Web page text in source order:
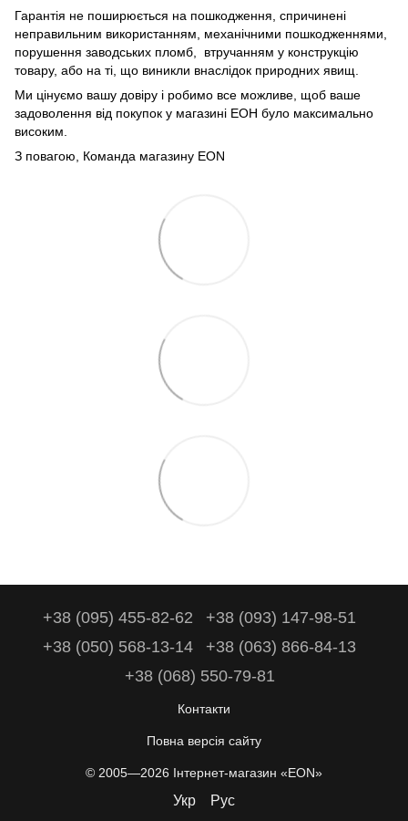
Гарантія не поширюється на пошкодження, спричинені
неправильним використанням, механічними пошкодженнями,
порушення заводських пломб, втручанням у конструкцію
товару, або на ті, що виникли внаслідок природних явищ.
Ми цінуємо вашу довіру і робимо все можливе, щоб ваше
задоволення від покупок у магазині ЕОН було максимально
високим.
З повагою, Команда магазину EON
+38 (095) 455-82-62
+38 (093) 147-98-51
+38 (050) 568-13-14
+38 (063) 866-84-13
+38 (068) 550-79-81
Контакти
Повна версія сайту
© 2005—2026 Інтернет-магазин «EON»
Укр Рус